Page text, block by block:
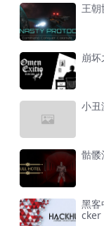
王
崩
小丑
骷
黑